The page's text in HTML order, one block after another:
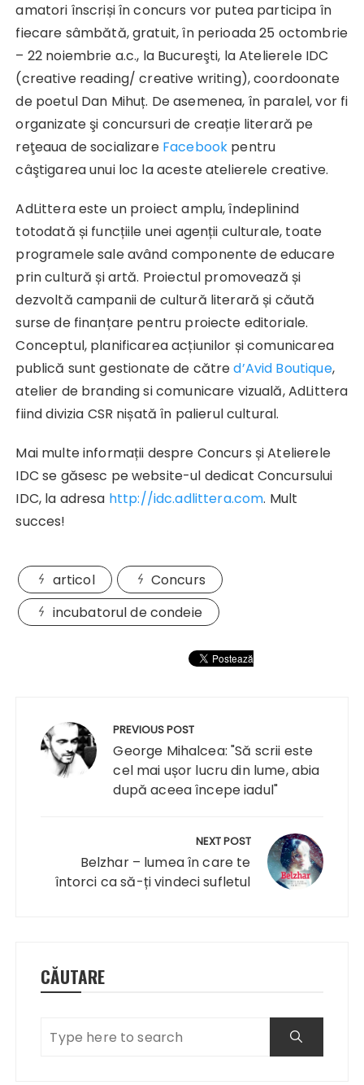
amatori înscriși în concurs vor putea participa în
fiecare sâmbătă, gratuit, în perioada 25 octombrie
– 22 noiembrie a.c., la Bucureşti, la Atelierele IDC
(creative reading/ creative writing), coordoonate
de poetul Dan Mihuț. De asemenea, în paralel, vor fi
organizate şi concursuri de creație literară pe
reţeaua de socializare Facebook pentru
câştigarea unui loc la aceste atelierele creative.
AdLittera este un proiect amplu, îndeplinind
totodată și funcțiile unei agenții culturale, toate
programele sale având componente de educare
prin cultură și artă. Proiectul promovează și
dezvoltă campanii de cultură literară și căută
surse de finanțare pentru proiecte editoriale.
Conceptul, planificarea acțiunilor și comunicarea
publică sunt gestionate de cătred’Avid Boutique,
atelier de branding si comunicare vizuală, AdLittera
fiind divizia CSR nișată în palierul cultural.
Mai multe informații despre Concurs și Atelierele
IDC se găsesc pe website-ul dedicat Concursului
IDC, la adresa http://idc.adlittera.com. Mult
succes!
articol
Concurs
incubatorul de condeie
articole
PREVIOUS POST
George Mihalcea: "Să scrii este
cel mai ușor lucru din lume, abia
după aceea începe iadul"
NEXT POST
Belzhar – lumea în care te
întorci ca să-ți vindeci sufletul
CĂUTARE